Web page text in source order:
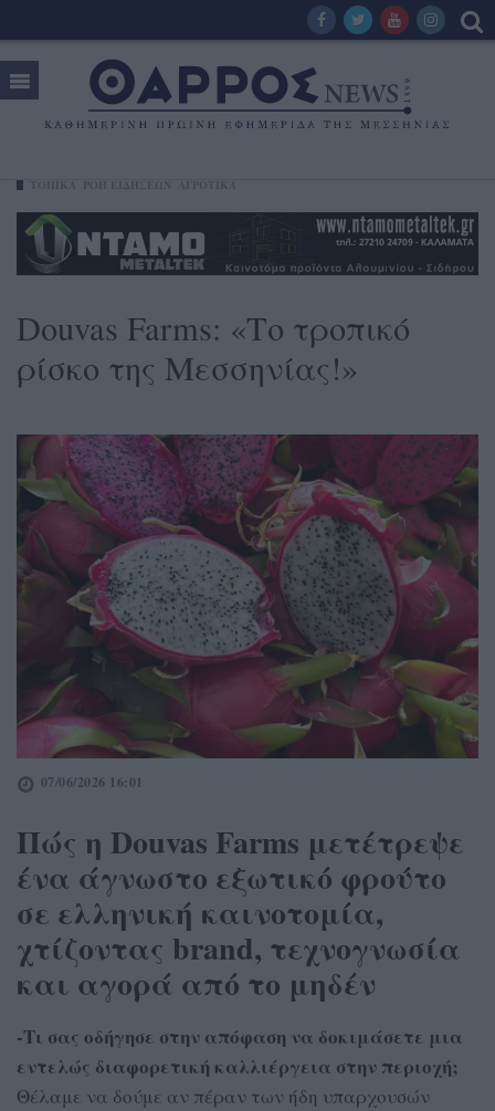
Douvas Farms: «Το τροπικό
ρίσκο της Μεσσηνίας!»
07/06/2026 16:01
Πώς η Douvas Farms μετέτρεψε
ένα άγνωστο εξωτικό φρούτο
σε ελληνική καινοτομία,
χτίζοντας brand, τεχνογνωσία
και αγορά από το μηδέν
-Τι σας οδήγησε στην απόφαση να δοκιμάσετε μια
εντελώς διαφορετική καλλιέργεια στην περιοχή;
Θέλαμε να δούμε αν πέραν των ήδη υπαρχουσών